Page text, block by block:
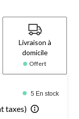
Livraison à
domicile
Offert
5 En stock
taxes)